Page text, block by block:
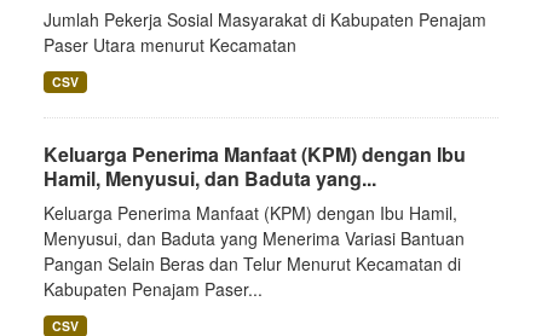
Jumlah Pekerja Sosial Masyarakat di Kabupaten Penajam
Paser Utara menurut Kecamatan
CSV
Keluarga Penerima Manfaat (KPM) dengan Ibu
Hamil, Menyusui, dan Baduta yang...
Keluarga Penerima Manfaat (KPM) dengan Ibu Hamil,
Menyusui, dan Baduta yang Menerima Variasi Bantuan
Pangan Selain Beras dan Telur Menurut Kecamatan di
Kabupaten Penajam Paser...
CSV